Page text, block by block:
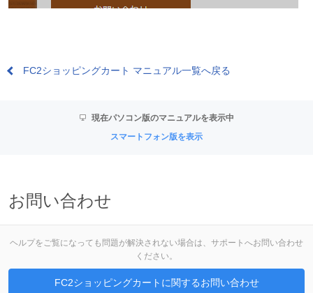
FC2ショッピングカート マニュアル一覧へ戻る
現在パソコン版のマニュアルを表示中
スマートフォン版を表示
お問い合わせ
ヘルプをご覧になっても問題が解決されない場合は、サポートへお問い合わせ
ください。
FC2ショッピングカートに関するお問い合わせ